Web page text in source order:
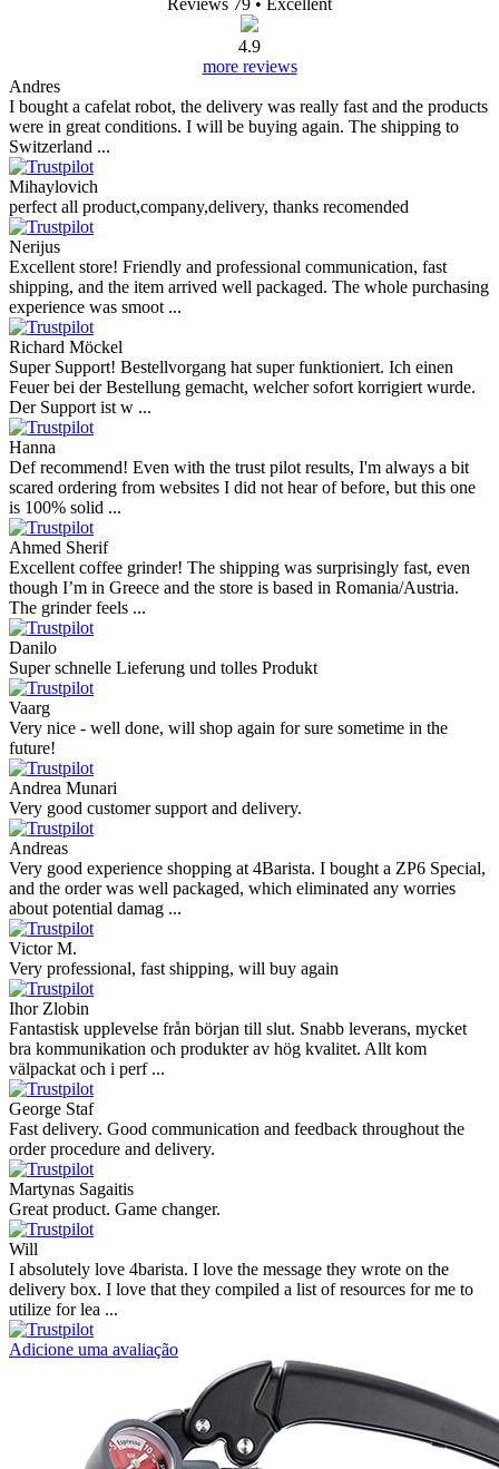
4.9
more reviews
Andres
I bought a cafelat robot, the delivery was really fast and the products
were in great conditions. I will be buying again. The shipping to
Switzerland ...
Mihaylovich
perfect all product,company,delivery, thanks recomended
Nerijus
Excellent store! Friendly and professional communication, fast
shipping, and the item arrived well packaged. The whole purchasing
experience was smoot ...
Richard Möckel
Super Support! Bestellvorgang hat super funktioniert. Ich einen
Feuer bei der Bestellung gemacht, welcher sofort korrigiert wurde.
Der Support ist w ...
Hanna
Def recommend! Even with the trust pilot results, I'm always a bit
scared ordering from websites I did not hear of before, but this one
is 100% solid ...
Ahmed Sherif
Excellent coffee grinder! The shipping was surprisingly fast, even
though I’m in Greece and the store is based in Romania/Austria.
The grinder feels ...
Danilo
Super schnelle Lieferung und tolles Produkt
Vaarg
Very nice - well done, will shop again for sure sometime in the
future!
Andrea Munari
Very good customer support and delivery.
Andreas
Very good experience shopping at 4Barista. I bought a ZP6 Special,
and the order was well packaged, which eliminated any worries
about potential damag ...
Victor M.
Very professional, fast shipping, will buy again
Ihor Zlobin
Fantastisk upplevelse från början till slut. Snabb leverans, mycket
bra kommunikation och produkter av hög kvalitet. Allt kom
välpackat och i perf ...
George Staf
Fast delivery. Good communication and feedback throughout the
order procedure and delivery.
Martynas Sagaitis
Great product. Game changer.
Will
I absolutely love 4barista. I love the message they wrote on the
delivery box. I love that they compiled a list of resources for me to
utilize for lea ...
Adicione uma avaliação